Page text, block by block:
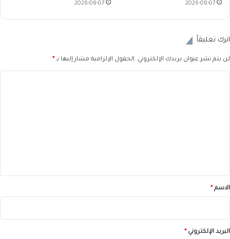
2026-08-07
2026-08-07
اترك تعليقاً
لن يتم نشر عنوان بريدك الإلكتروني. الحقول الإلزامية مشار إليها بـ*
*الاسم*
البريد الإلكتروني*